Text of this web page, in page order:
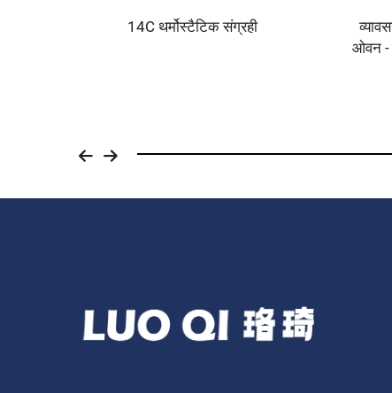
14C थर्मोस्टैटिक संग्रही
ओवन -